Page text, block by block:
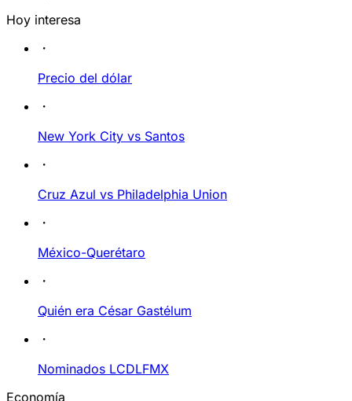
Hoy interesa
Precio del dólar
New York City vs Santos
Cruz Azul vs Philadelphia Union
México-Querétaro
Quién era César Gastélum
Nominados LCDLFMX
Economía